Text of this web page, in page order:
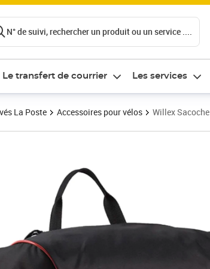
N° de suivi, rechercher un produit ou un service ....
Le transfert de courrier Les services
La Poste Accessoires pour vélos Willex